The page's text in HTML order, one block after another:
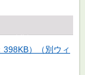
）（別ウィ